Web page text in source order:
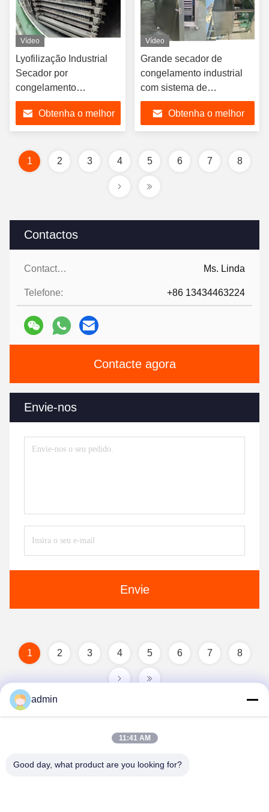
Contactos
Contactos: Ms. Linda
Telefone: +86 13434463224
Contacte agora
Envie-nos
Envie
Vídeo
Lyofilização Industrial
Secador por
congelamento
Refrigeração por água
Obtenha o melhor
Vídeo
Grande secador de
congelamento industrial
com sistema de
refrigeração
Obtenha o melhor
1 2 3 4 5 6 7 8
1 2 3 4 5 6 7 8
admin
11:41 AM
Good day, what product are you looking for?